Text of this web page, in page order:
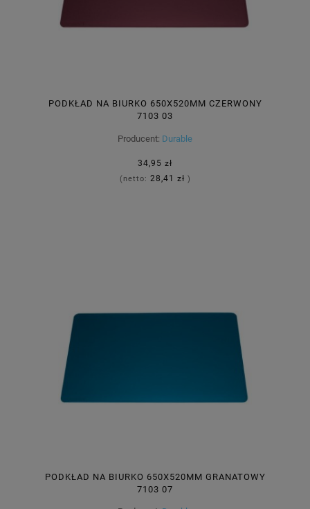
PODKŁAD NA BIURKO 650X520MM CZERWONY
7103 03
Producent: Durable
34,95 zł
(netto: 28,41 zł )
PODKŁAD NA BIURKO 650X520MM GRANATOWY
7103 07